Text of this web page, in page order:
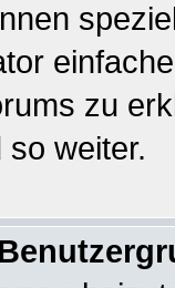
zu
weiter.